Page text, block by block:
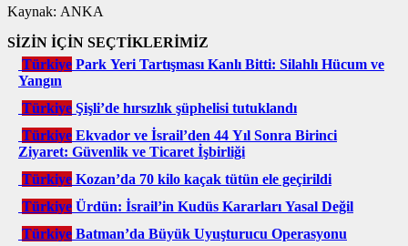
Kaynak: ANKA
SİZİN İÇİN SEÇTİKLERİMİZ
Türkiye Park Yeri Tartışması Kanlı Bitti: Silahlı Hücum ve
Yangın
Türkiye Şişli’de hırsızlık şüphelisi tutuklandı
Türkiye Ekvador ve İsrail’den 44 Yıl Sonra Birinci
Ziyaret: Güvenlik ve Ticaret İşbirliği
Türkiye Kozan’da 70 kilo kaçak tütün ele geçirildi
Türkiye Ürdün: İsrail’in Kudüs Kararları Yasal Değil
Türkiye Batman’da Büyük Uyuşturucu Operasyonu